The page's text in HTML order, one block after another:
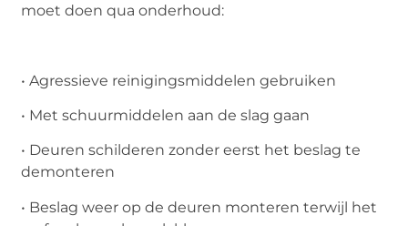
moet doen qua onderhoud:
• Agressieve reinigingsmiddelen gebruiken
• Met schuurmiddelen aan de slag gaan
• Deuren schilderen zonder eerst het beslag te
demonteren
• Beslag weer op de deuren monteren terwijl het